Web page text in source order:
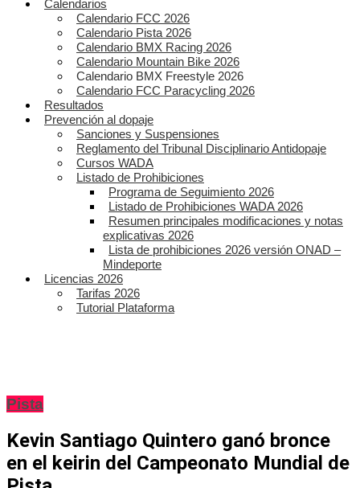
Calendarios
Calendario FCC 2026
Calendario Pista 2026
Calendario BMX Racing 2026
Calendario Mountain Bike 2026
Calendario BMX Freestyle 2026
Calendario FCC Paracycling 2026
Resultados
Prevención al dopaje
Sanciones y Suspensiones
Reglamento del Tribunal Disciplinario Antidopaje
Cursos WADA
Listado de Prohibiciones
Programa de Seguimiento 2026
Listado de Prohibiciones WADA 2026
Resumen principales modificaciones y notas
explicativas 2026
Lista de prohibiciones 2026 versión ONAD –
Mindeporte
Licencias 2026
Tarifas 2026
Tutorial Plataforma
Pista
Kevin Santiago Quintero ganó bronce
en el keirin del Campeonato Mundial de